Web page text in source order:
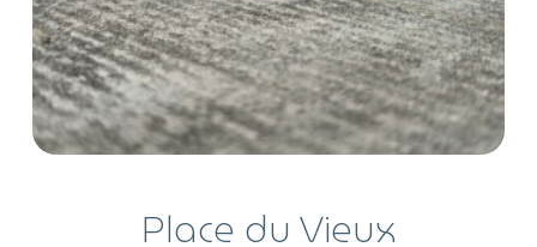
Place du Vieux